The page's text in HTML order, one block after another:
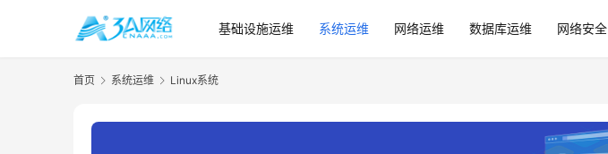
基础设施运维 系统运维 网络运维 数据库运维 网络安全
首页 系统运维 Linux系统